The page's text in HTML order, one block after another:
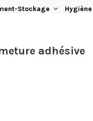
Stockage
adhésive